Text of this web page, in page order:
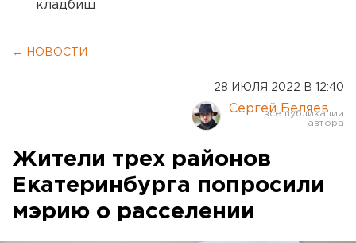
кладбищ
← НОВОСТИ
28 ИЮЛЯ 2022 В 12:40
Сергей Беляев
Жители трех районов
Екатеринбурга попросили
мэрию о расселении